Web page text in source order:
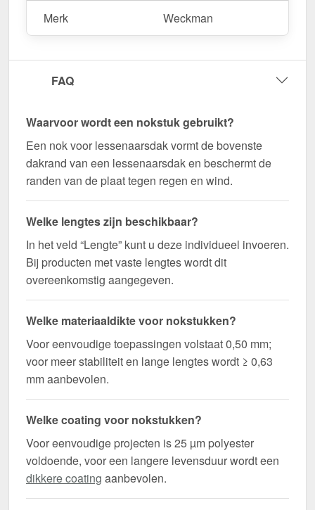
Bestel nu Nok lessenaarsdak | 11,5 x 11,5 cm |
& snel geleverd!
Duurzaam, weerbestendig, op maat gemaakt - bestel
Wegens maatwerk / customisatie van herroepingsrecht uitgezonderd
Merk Weckman
FAQ
Waarvoor wordt een nokstuk gebruikt?
Een nok voor lessenaarsdak vormt de bovenste
dakrand van een lessenaarsdak en beschermt de
randen van de plaat tegen regen en wind.
Welke lengtes zijn beschikbaar?
In het veld “Lengte” kunt u deze individueel invoeren.
Bij producten met vaste lengtes wordt dit
overeenkomstig aangegeven.
Welke materiaaldikte voor nokstukken?
Voor eenvoudige toepassingen volstaat 0,50 mm;
voor meer stabiliteit en lange lengtes wordt ≥ 0,63
mm aanbevolen.
Welke coating voor nokstukken?
Voor eenvoudige projecten is 25 µm polyester
voldoende, voor een langere levensduur wordt een
dikkere coating aanbevolen.